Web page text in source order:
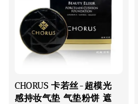
CHORUS 卡若丝-超模光
感持妆气垫 气垫粉饼 遮